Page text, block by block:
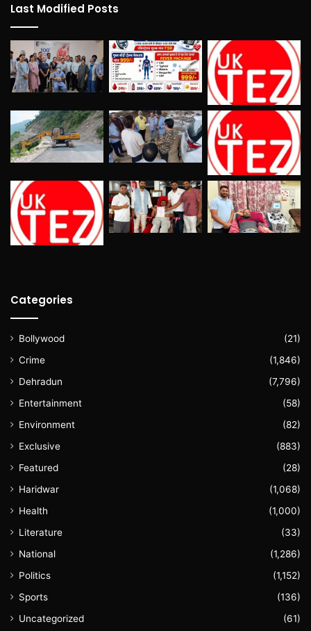
Last Modified Posts
Categories
Bollywood
(21)
Crime
(1,846)
Dehradun
(7,796)
Entertainment
(58)
Environment
(82)
Exclusive
(883)
Featured
(28)
Haridwar
(1,068)
Health
(1,000)
Literature
(33)
National
(1,286)
Politics
(1,152)
Sports
(136)
Uncategorized
(61)